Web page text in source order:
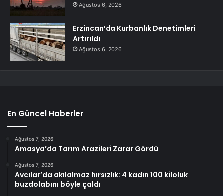
Ağustos 6, 2026
Erzincan’da Kurbanlık Denetimleri
Artırıldı
Ağustos 6, 2026
En Güncel Haberler
Ağustos 7, 2026
Amasya’da Tarım Arazileri Zarar Gördü
Ağustos 7, 2026
Avcılar’da akılalmaz hırsızlık: 4 kadın 100 kiloluk
buzdolabını böyle çaldı